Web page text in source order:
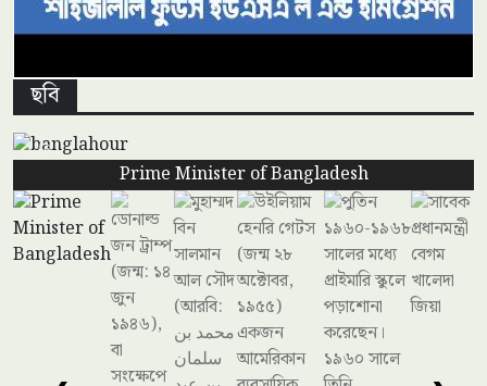
ইউএসএ ল এন্ড ইমিগ্রেশন | আলাপচারিতার অনুষ্ঠান
ছবি
1 / 6
Prime Minister of Bangladesh